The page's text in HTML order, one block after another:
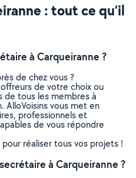
: tout ce qu’il
à Carqueiranne ?
de chez vous ?
de votre choix ou
de tous les membres à
AlloVoisins vous met en
professionnels et
de vous répondre
réaliser tous vos projets !
à Carqueiranne ?